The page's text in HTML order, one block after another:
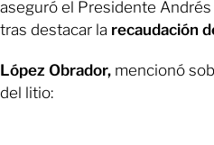
aseguró el Presidente
tras destacar la recaudación
López Obrador, mencionó
del litio: